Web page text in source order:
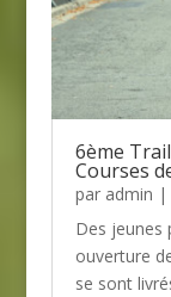
6ème
Courses
par admin |
Des jeunes
ouverture
se sont